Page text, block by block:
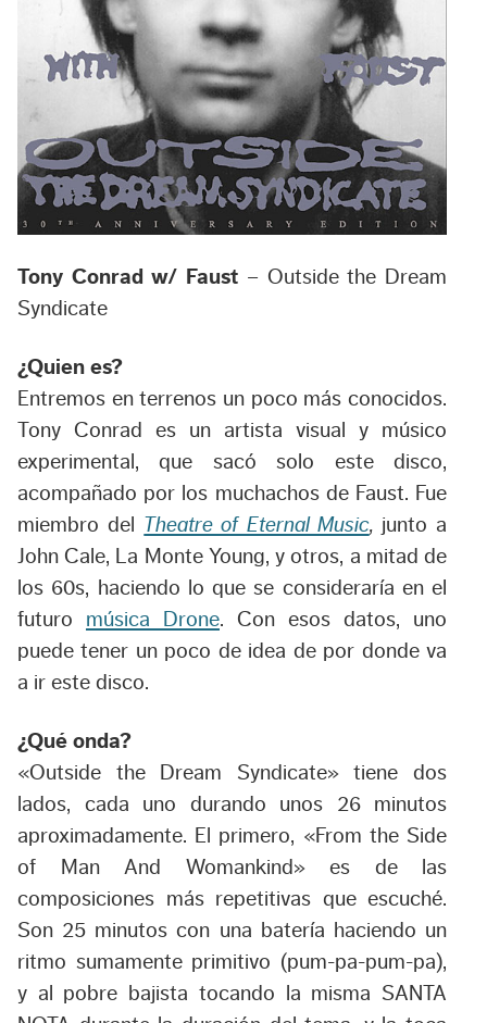
Tony Conrad w/ Faust – Outside the Dream
Syndicate
¿Quien es?
Entremos en terrenos un poco más conocidos.
Tony Conrad es un artista visual y músico
experimental, que sacó solo este disco,
acompañado por los muchachos de Faust. Fue
miembro del
Theatre of Eternal Music, junto a
John Cale, La Monte Young, y otros, a mitad de
los 60s, haciendo lo que se consideraría en el
futuro música Drone. Con esos datos, uno
puede tener un poco de idea de por donde va
a ir este disco.
¿Qué onda?
«Outside the Dream Syndicate» tiene dos
lados, cada uno durando unos 26 minutos
aproximadamente. El primero, «From the Side
of Man And Womankind» es de las
composiciones más repetitivas que escuché.
Son 25 minutos con una batería haciendo un
ritmo sumamente primitivo (pum-pa-pum-pa),
y al pobre bajista tocando la misma SANTA